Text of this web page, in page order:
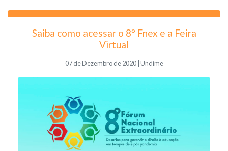
Saiba como acessar o 8º Fnex e a Feira
Virtual
07 de Dezembro de 2020 | Undime